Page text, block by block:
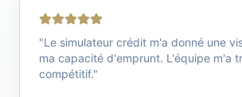
"Le simulateur crédit m'a donné une
ma capacité d'emprunt. L'équipe m'a
compétitif."